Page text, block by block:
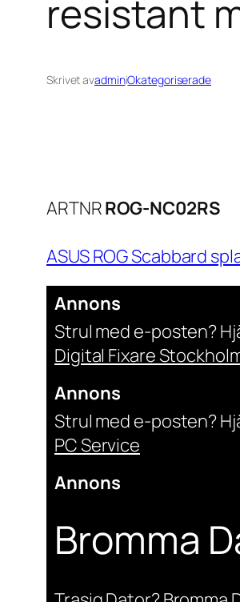
resistant
Skrivet avadminiOkategoriserade
ARTNRROG-NC02RS
ASUS ROG Scabbard
Annons
Strul med e-posten?
Digital Fixare
Annons
Strul med e-posten?
PC Service
Annons
Bromma